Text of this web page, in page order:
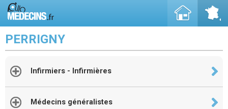
PERRIGNY
Infirmiers - Infirmières
Médecins généralistes